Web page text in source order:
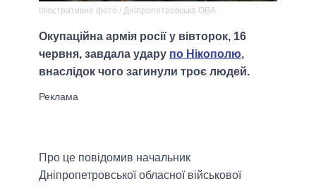
Ілюстративне фото / Днiпропетровська ОВА
Окупаційна армія росії у вівторок, 16
червня, завдала удару по Нікополю,
внаслідок чого загинули троє людей.
Про це повідомив начальник
Дніпропетровської обласної військової